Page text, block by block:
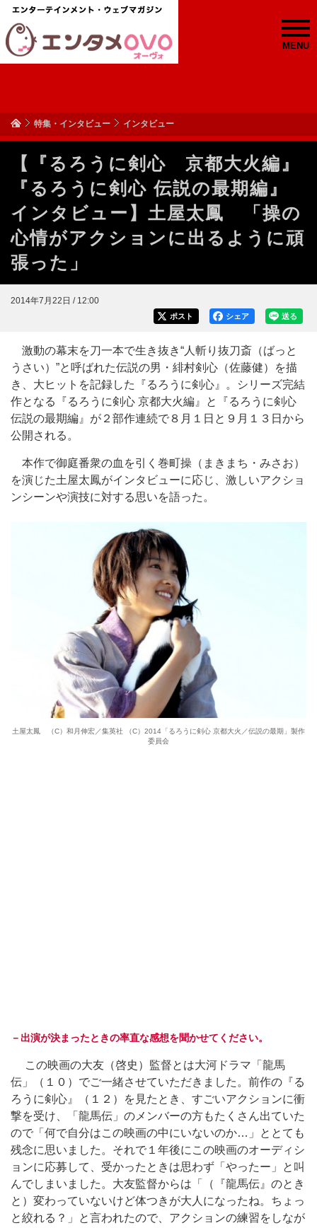
MENU
特集・インタビュー インタビュー
【『るろうに剣心 京都大火編』
『るろうに剣心 伝説の最期編』
インタビュー】土屋太鳳 「操の
心情がアクションに出るように頑
張った」
2014年7月22日 / 12:00
送る
シェア
ポスト
激動の幕末を刀一本で生き抜き“人斬り抜刀斎（ばっと
うさい）”と呼ばれた伝説の男・緋村剣心（佐藤健）を描
き、大ヒットを記録した『るろうに剣心』。シリーズ完結
作となる『るろうに剣心 京都大火編』と『るろうに剣心
伝説の最期編』が２部作連続で８月１日と９月１３日から
公開される。
本作で御庭番衆の血を引く巻町操（まきまち・みさお）
を演じた土屋太鳳がインタビューに応じ、激しいアクショ
ンシーンや演技に対する思いを語った。
土屋太鳳 （C）和月伸宏／集英社 （C）2014「るろうに剣心 京都大火／伝説の最期」製作
委員会
－出演が決まったときの率直な感想を聞かせてください。
この映画の大友（啓史）監督とは大河ドラマ「龍馬
伝」（１０）でご一緒させていただきました。前作の『る
ろうに剣心』（１２）を見たとき、すごいアクションに衝
撃を受け、「龍馬伝」のメンバーの方もたくさん出ていた
ので「何で自分はこの映画の中にいないのか…」ととても
残念に思いました。それで１年後にこの映画のオーディシ
ョンに応募して、受かったときは思わず「やったー」と叫
んでしまいました。大友監督からは「（『龍馬伝』のとき
と）変わっていないけど体つきが大人になったね。ちょっ
と絞れる？」と言われたので、アクションの練習をしなが